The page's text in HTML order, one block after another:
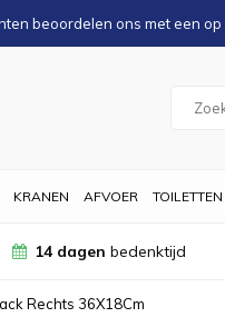
beoordelen ons met een op
KRANEN AFVOER TOILETTEN
14 dagen bedenktijd
Rechts 36X18Cm